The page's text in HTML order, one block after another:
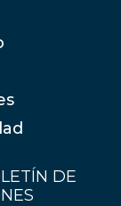
DE